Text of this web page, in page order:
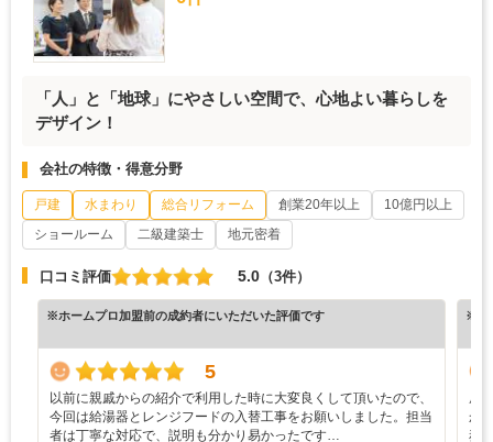
「人」と「地球」にやさしい空間で、心地よい暮らしを
デザイン！
会社の特徴・得意分野
戸建 水まわり 総合リフォーム 創業20年以上
10億円以上
ショールーム
二級建築士 地元密着
口コミ評価 5.0 （3件）
※ホームプロ加盟前の成約者にいただいた評価です
5
以前に親戚からの紹介で利用した時に大変良くして頂いたので、
今回は給湯器とレンジフードの入替工事をお願いしました。担当
者は丁寧な対応で、説明も分かり易かったです…
※ホ
屋
か
務